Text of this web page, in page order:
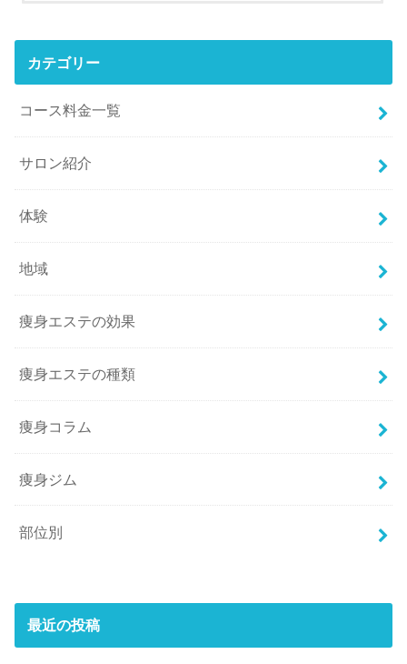
カテゴリー
コース料金一覧
サロン紹介
体験
地域
痩身エステの効果
痩身エステの種類
痩身コラム
痩身ジム
部位別
最近の投稿